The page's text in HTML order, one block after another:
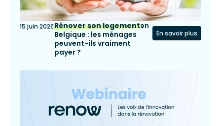
15 juin 2026Rénover son logementen
Belgique : les ménages
peuvent-ils vraiment
payer ?
En savoir plus